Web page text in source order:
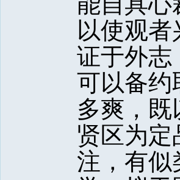
以使观
证于外志
可以备约
多爽，
贤区为
注，有似